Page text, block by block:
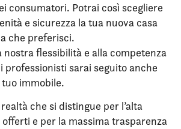
consumatori. Potrai così scegliere
e sicurezza la tua nuova casa
che preferisci.
nostra flessibilità e alla competenza
professionisti sarai seguito anche
immobile.
che si distingue per l’alta
e per la massima trasparenza